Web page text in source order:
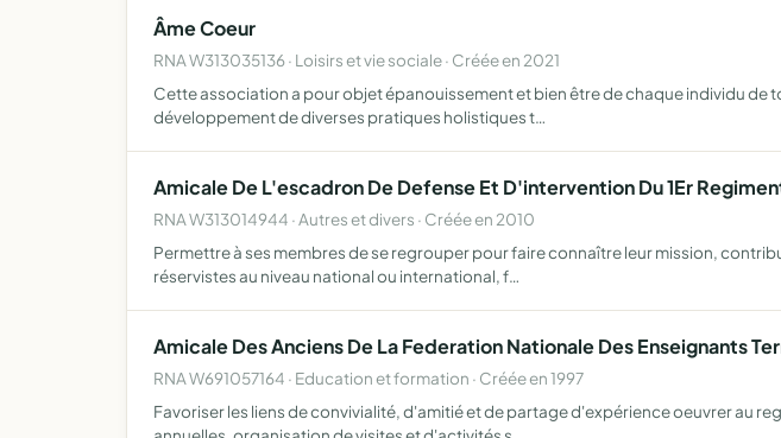
Âme Coeur
RNA W313035136 · Loisirs et vie sociale · Créée en 2021
Cette association a pour objet épanouissement et bien être de chaque individu de
développement de diverses pratiques holistiques t…
Amicale De L'escadron De Defense Et D'intervention Du 1Er
RNA W313014944 · Autres et divers · Créée en 2010
Permettre à ses membres de se regrouper pour faire connaître leur mission,
réservistes au niveau national ou international, f…
Amicale Des Anciens De La Federation Nationale Des Enseignants
RNA W691057164 · Education et formation · Créée en 1997
Favoriser les liens de convivialité, d'amitié et de partage d'expérience oeuvrer au